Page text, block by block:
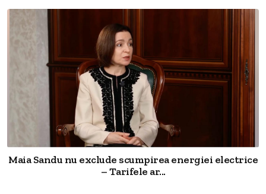
Maia Sandu nu exclude scumpirea energiei electrice
– Tarifele ar...